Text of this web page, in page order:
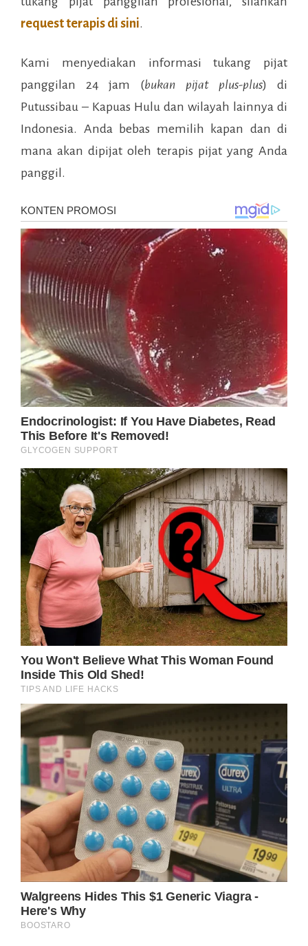
request terapis di sini.
Kami menyediakan informasi tukang pijat
panggilan 24 jam (bukan pijat plus-plus) di
Putussibau – Kapuas Hulu dan wilayah lainnya di
Indonesia. Anda bebas memilih kapan dan di
mana akan dipijat oleh terapis pijat yang Anda
panggil.